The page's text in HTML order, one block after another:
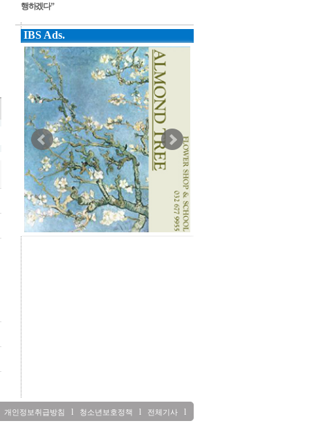
행하겠다”
개인정보취급방침 l 청소년보호정책 l 전체기사l